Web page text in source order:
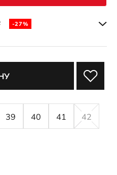
-27%
39 40 41 42